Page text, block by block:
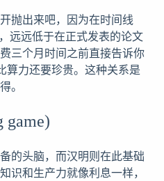
抛出来吧，因为在时间线
远远低于在正式发表的论文
三个月时间之前直接告诉你
算力还要珍贵。这种关系是
。
game)
的头脑，而汉明则在此基础
识和生产力就像利息一样，